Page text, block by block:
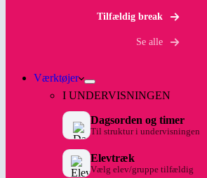
Tilfældig break
Se alle
Værktøjer
I UNDERVISNINGEN
Dagsorden og timer
Til struktur i undervisningen
Elevtræk
Vælg elev/gruppe tilfældig